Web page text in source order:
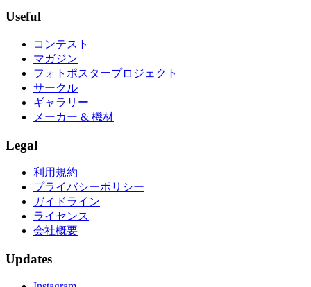
Useful
コンテスト
マガジン
フォトポスタープロジェクト
サークル
ギャラリー
メーカー & 機材
Legal
利用規約
プライバシーポリシー
ガイドライン
ライセンス
会社概要
Updates